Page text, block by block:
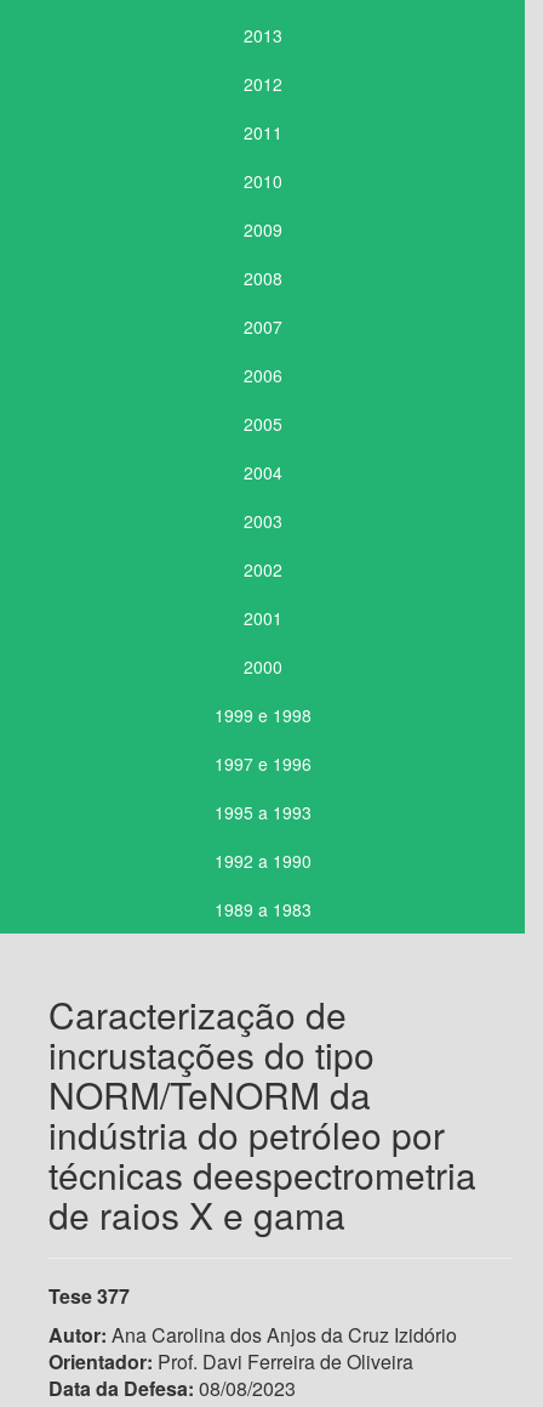
2013
2012
2011
2010
2009
2008
2007
2006
2005
2004
2003
2002
2001
2000
1999 e 1998
1997 e 1996
1995 a 1993
1992 a 1990
1989 a 1983
Caracterização de
incrustações do tipo
NORM/TeNORM da
indústria do petróleo por
técnicas deespectrometria
de raios X e gama
Tese 377
Autor: Ana Carolina dos Anjos da Cruz Izidório
Orientador: Prof. Davi Ferreira de Oliveira
Data da Defesa: 08/08/2023